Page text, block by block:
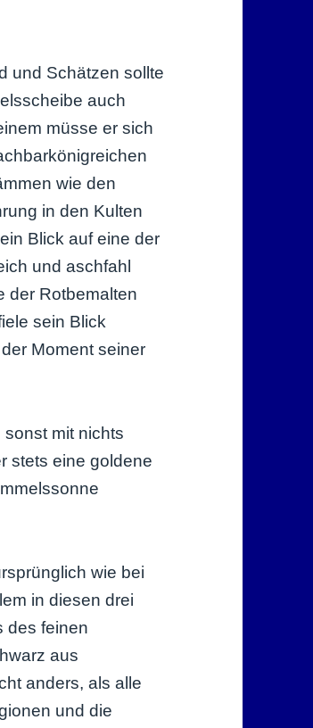
und Schätzen sollte
auch
müsse er sich
wie den
in den Kulten
Blick auf eine der
und aschfahl
der Rotbemalten
sein Blick
Moment seiner
mit nichts
stets eine goldene
wie bei
in diesen drei
des feinen
aus
anders, als alle
und die